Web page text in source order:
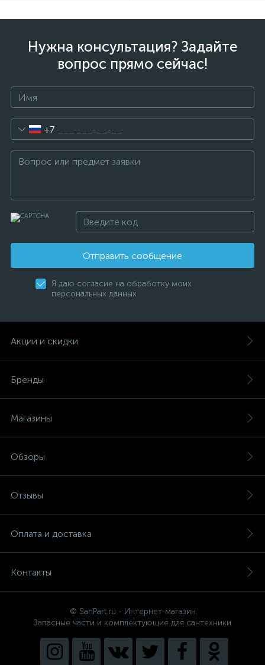
Нужна консультация? Задайте
вопрос прямо сейчас!
+7
Отправить сообщение
Я даю согласие на обработку моих
персональных данных
Акции и скидки
Бренды
Магазины
Обзоры
Отзывы
Оплата и доставка
Контакты
© SanPart.ru - Интернет-магазин
Запасные части и комплектующие для сантехники